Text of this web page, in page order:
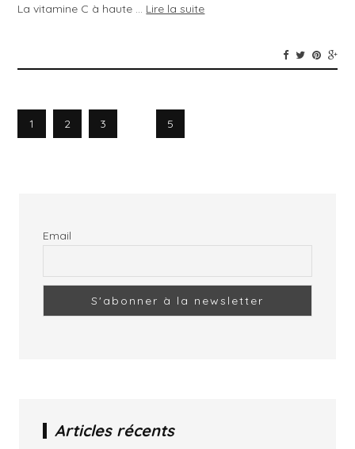
La vitamine C à haute … Lire la suite
1 2 3 5
Email
Articles récents